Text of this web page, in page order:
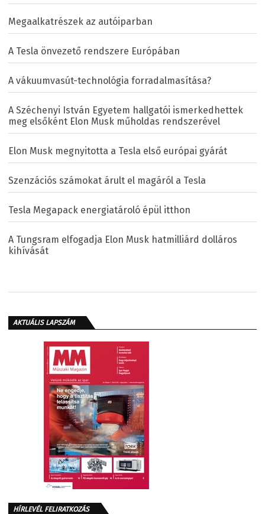
Megaalkatrészek az autóiparban
A Tesla önvezető rendszere Európában
A vákuumvasút-technológia forradalmasítása?
A Széchenyi István Egyetem hallgatói ismerkedhettek
meg elsőként Elon Musk műholdas rendszerével
Elon Musk megnyitotta a Tesla első európai gyárát
Szenzációs számokat árult el magáról a Tesla
Tesla Megapack energiatároló épül itthon
A Tungsram elfogadja Elon Musk hatmilliárd dolláros
kihívását
AKTUÁLIS LAPSZÁM
HÍRLEVÉL FELIRATKOZÁS